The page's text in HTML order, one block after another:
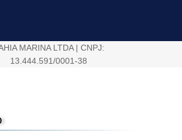
MARINA LTDA | CNPJ:
13.444.591/0001-38